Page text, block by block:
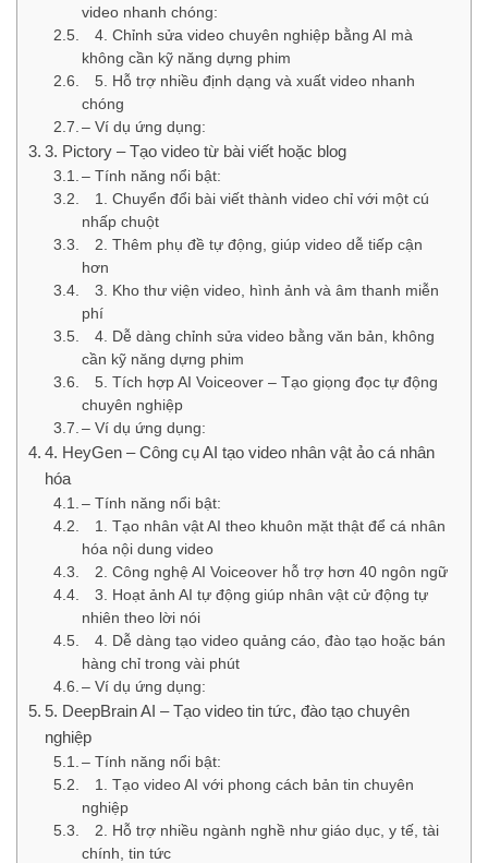
video nhanh chóng:
4. Chỉnh sửa video chuyên nghiệp bằng AI mà
không cần kỹ năng dựng phim
5. Hỗ trợ nhiều định dạng và xuất video nhanh
chóng
– Ví dụ ứng dụng:
3. Pictory – Tạo video từ bài viết hoặc blog
– Tính năng nổi bật:
1. Chuyển đổi bài viết thành video chỉ với một cú
nhấp chuột
2. Thêm phụ đề tự động, giúp video dễ tiếp cận
hơn
3. Kho thư viện video, hình ảnh và âm thanh miễn
phí
4. Dễ dàng chỉnh sửa video bằng văn bản, không
cần kỹ năng dựng phim
5. Tích hợp AI Voiceover – Tạo giọng đọc tự động
chuyên nghiệp
– Ví dụ ứng dụng:
4. HeyGen – Công cụ AI tạo video nhân vật ảo cá nhân
hóa
– Tính năng nổi bật:
1. Tạo nhân vật AI theo khuôn mặt thật để cá nhân
hóa nội dung video
2. Công nghệ AI Voiceover hỗ trợ hơn 40 ngôn ngữ
3. Hoạt ảnh AI tự động giúp nhân vật cử động tự
nhiên theo lời nói
4. Dễ dàng tạo video quảng cáo, đào tạo hoặc bán
hàng chỉ trong vài phút
– Ví dụ ứng dụng:
5. DeepBrain AI – Tạo video tin tức, đào tạo chuyên
nghiệp
– Tính năng nổi bật:
1. Tạo video AI với phong cách bản tin chuyên
nghiệp
2. Hỗ trợ nhiều ngành nghề như giáo dục, y tế, tài
chính, tin tức